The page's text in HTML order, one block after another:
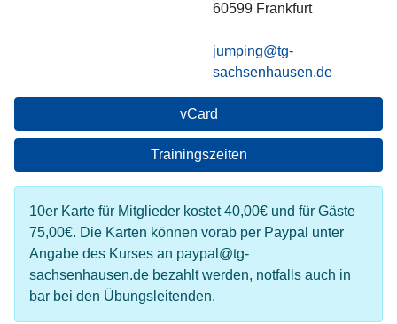
60599 Frankfurt
jumping@tg-
sachsenhausen.de
vCard
Trainingszeiten
10er Karte für Mitglieder kostet 40,00€ und für Gäste
75,00€. Die Karten können vorab per Paypal unter
Angabe des Kurses an paypal@tg-
sachsenhausen.de bezahlt werden, notfalls auch in
bar bei den Übungsleitenden.